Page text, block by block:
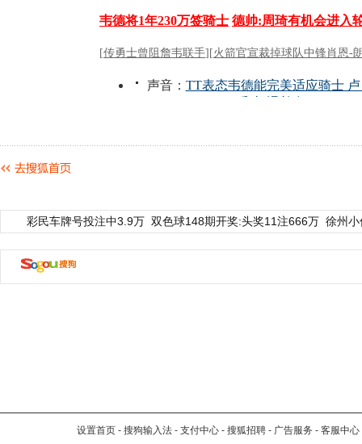
彩民车牌号投注中3.9万 双色球148期开奖:头奖11注666万 徐州
设置首页 - 搜狗输入法 - 支付中心 - 搜狐招聘 - 广告服务 - 客服中心